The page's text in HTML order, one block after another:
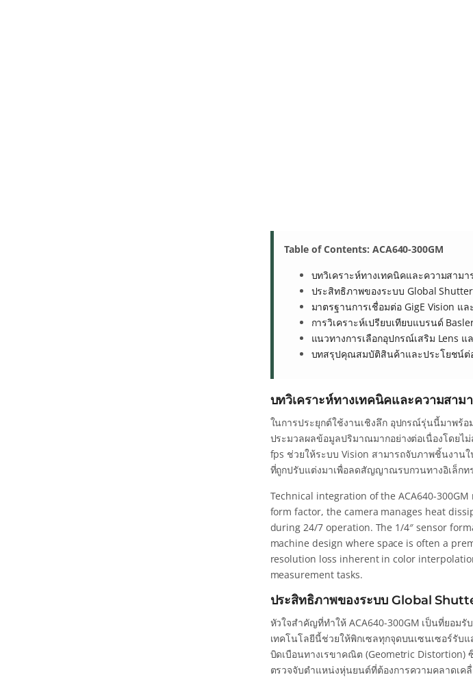
Table of Contents: ACA640-300GM
บทวิเคราะห์ทางเทคนิคและความสามา
ประสิทธิภาพของระบบ Global
มาตรฐานการเชื่อมต่อ GigE Vision แล
การวิเคราะห์เปรียบเทียบแบรนด์
แนวทางการเลือกอุปกรณ์เสริม Lens แ
บทสรุปคุณสมบัติสินค้าและประโยชน์ต่
บทวิเคราะห์ทางเทคนิคและความสา
ในการประยุกต์ใช้งานเชิงลึก อุปกรณ์รุ่นนี้มาพร้อ
ประมวลผลข้อมูลปริมาณมากอย่างต่อเนื่องโดยไ
fps ช่วยให้ระบบ Vision สามารถจับภาพชิ้นงาน
ที่ถูกปรับแต่งมาเพื่อลดสัญญาณรบกวนทางอิเล็ก
Technical integration of the ACA640-
form factor, the camera manages heat
during 24/7 operation. The 1/4″ sensor
machine design where space is often a
resolution loss inherent in color
measurement tasks.
ประสิทธิภาพของระบบ Global
หัวใจสำคัญที่ทำให้ ACA640-300GM เป็นที่ยอม
เทคโนโลยีนี้ช่วยให้พิกเซลทุกจุดบนเซนเซอร์รับ
บิดเบือนทางเรขาคณิต (Geometric Distortion)
ตรวจจับตำแหน่งหุ่นยนต์ที่ต้องการความคลาดเค